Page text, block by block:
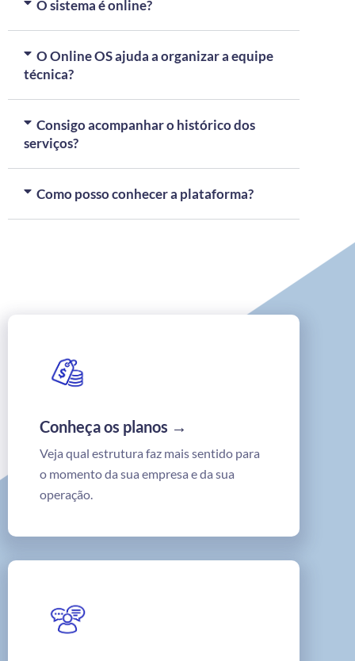
O sistema é online?
O Online OS ajuda a organizar a equipe
técnica?
Consigo acompanhar o histórico dos
serviços?
Como posso conhecer a plataforma?
Conheça os planos →
Veja qual estrutura faz mais sentido para
o momento da sua empresa e da sua
operação.